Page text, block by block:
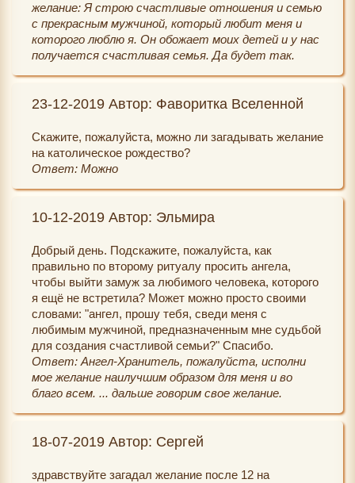
желание: Я строю счастливые отношения и семью
с прекрасным мужчиной, который любит меня и
которого люблю я. Он обожает моих детей и у нас
получается счастливая семья. Да будет так.
23-12-2019 Автор: Фаворитка Вселенной
Скажите, пожалуйста, можно ли загадывать желание
на католическое рождество?
Ответ: Можно
10-12-2019 Автор: Эльмира
Добрый день. Подскажите, пожалуйста, как
правильно по второму ритуалу просить ангела,
чтобы выйти замуж за любимого человека, которого
я ещё не встретила? Может можно просто своими
словами: "ангел, прошу тебя, сведи меня с
любимым мужчиной, предназначенным мне судьбой
для создания счастливой семьи?" Спасибо.
Ответ: Ангел-Хранитель, пожалуйста, исполни
мое желание наилучшим образом для меня и во
благо всем. ... дальше говорим свое желание.
18-07-2019 Автор: Сергей
здравствуйте загадал желание после 12 на